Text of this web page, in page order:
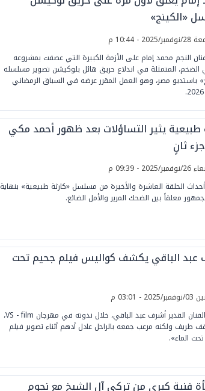
«الكينج»
- 10:44 م
النجم محمد إمام على الأزمة الكبيرة التي عصفت بمشروعه
الضخم، المتمثلة في اندلاع حريق هائل بلوكيشن تصوير مسلسله
باستديو مصر، وهو العمل المقرر عرضه في السباق الرمضاني
طبيعية يثير التساؤلات بعد ظهور أحمد مكي
ثانٍ
2025 - 09:39 م
الحلقة العاشرة والأخيرة من مسلسل «كارثة طبيعية» بنهاية
معلقاً بين الضحك المرير والأمل الضائع.
عبد الباقي يكشف كواليس فيلم جحيم تحت
- 03:01 م
كشف الفنان القدير أشرف عبد الباقي، خلال ندوته في مهرجان VS - film،
طريف ولكنه مرعب جمعه بالراحل عادل أدهم أثناء تصوير فيلم
الماء».
فنية كبرى من تركي آل الشيخ مع نجوم